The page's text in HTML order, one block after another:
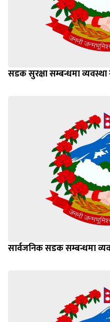
सडक सुरक्षा सम्बन्धमा
सार्वजनिक सडक सम्बन्धमा